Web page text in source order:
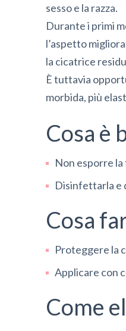
sesso e la razza.
Durante i primi
l’aspetto
la cicatrice
È tuttavia
morbida, più
Cosa è
Non esporre
Disinfettarla e
Cosa
Proteggere la
Applicare con
Come